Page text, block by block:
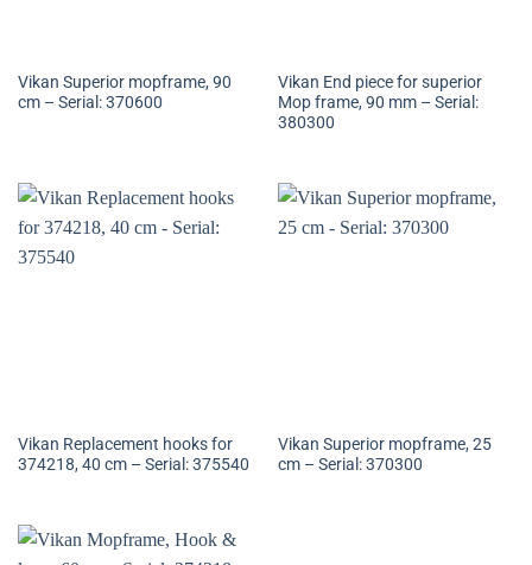
Vikan Superior mopframe, 90
cm – Serial: 370600
Vikan End piece for superior
Mop frame, 90 mm – Serial:
380300
Vikan Replacement hooks for
374218, 40 cm – Serial: 375540
Vikan Superior mopframe, 25
cm – Serial: 370300